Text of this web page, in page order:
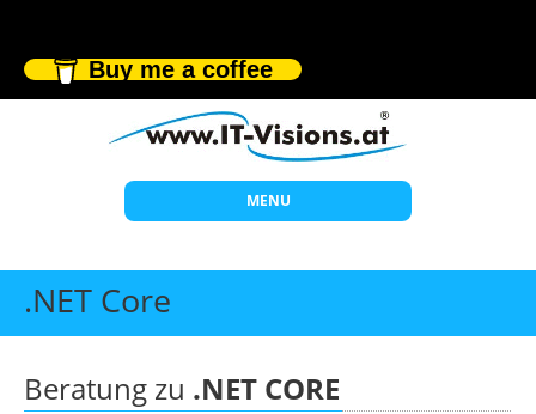
Buy me a coffee
MENU
Start
Themen
Individuelle Schulungen
.NET Core
Beratung zu .NET CORE